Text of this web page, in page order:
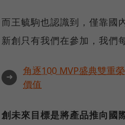
而王毓駒也認識到，僅靠國
新創只有我們在參加，我們
➜
角逐100 MVP盛典雙重
價值
創未來目標是將產品推向國